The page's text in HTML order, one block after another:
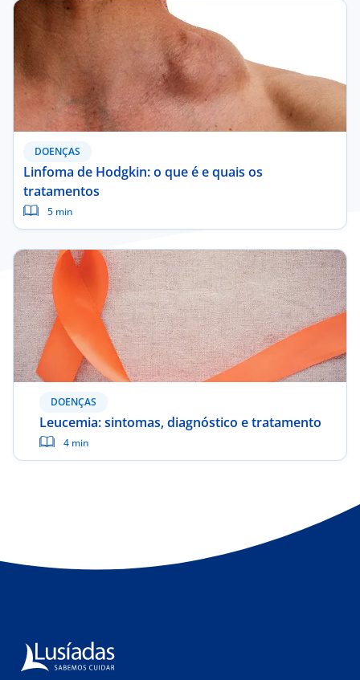
DOENÇAS
Linfoma de Hodgkin: o que é e quais os
tratamentos
5 min
DOENÇAS
Leucemia: sintomas, diagnóstico e tratamento
4 min